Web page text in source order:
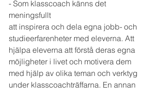
- Som klasscoach känns det
meningsfullt
att inspirera och dela egna jobb- och
studieerfarenheter med eleverna. Att
hjälpa eleverna att förstå deras egna
möjligheter i livet och motivera dem
med hjälp av olika teman och verktyg
under klasscoachträffarna. En annan